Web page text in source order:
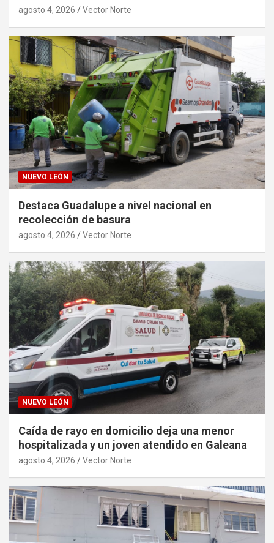
agosto 4, 2026 Vector Norte
NUEVO LEÓN
Destaca Guadalupe a nivel nacional en
recolección de basura
agosto 4, 2026 Vector Norte
NUEVO LEÓN
Caída de rayo en domicilio deja una menor
hospitalizada y un joven atendido en Galeana
agosto 4, 2026 Vector Norte